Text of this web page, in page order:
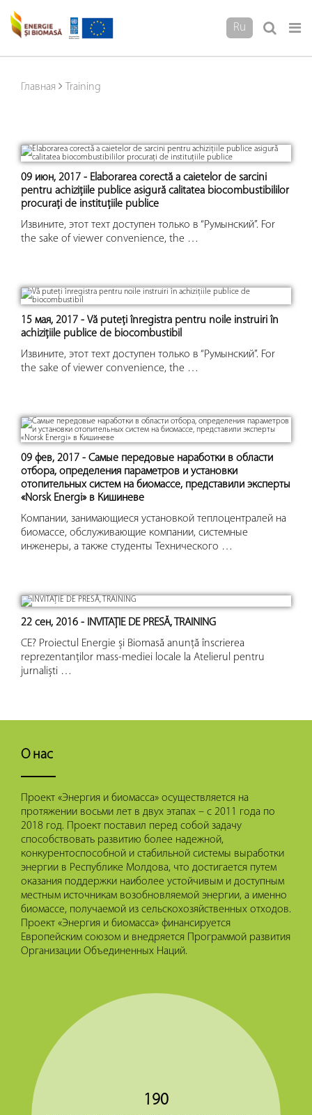
Ru
Главная Training
09 июн, 2017 - Elaborarea corectă a caietelor de sarcini
pentru achizițiile publice asigură calitatea biocombustibililor
procurați de instituțiile publice
Извините, этот техт доступен только в “Румынский”. For
the sake of viewer convenience, the …
15 мая, 2017 - Vă puteţi înregistra pentru noile instruiri în
achiziţiile publice de biocombustibil
Извините, этот техт доступен только в “Румынский”. For
the sake of viewer convenience, the …
09 фев, 2017 - Самые передовые наработки в области
отбора, определения параметров и установки
отопительных систем на биомассе, представили эксперты
«Norsk Energi» в Кишиневе
Компании, занимающиеся установкой теплоцентралей на
биомассе, обслуживающие компании, системные
инженеры, а также студенты Технического …
22 сен, 2016 - INVITAȚIE DE PRESĂ, TRAINING
CE? Proiectul Energie și Biomasă anunță înscrierea
reprezentanților mass-mediei locale la Atelierul pentru
jurnaliști …
О нас
Проект «Энергия и биомасса» осуществляется на
протяжении восьми лет в двух этапах – с 2011 года по
2018 год. Проект поставил перед собой задачу
способствовать развитию более надежной,
конкурентоспособной и стабильной системы выработки
энергии в Республике Молдова, что достигается путем
оказания поддержки наиболее устойчивым и доступным
местным источникам возобновляемой энергии, а именно
биомассе, получаемой из сельскохозяйственных отходов.
Проект «Энергия и биомасса» финансируется
Европейским союзом и внедряется Программой развития
Организации Объединенных Наций.
190